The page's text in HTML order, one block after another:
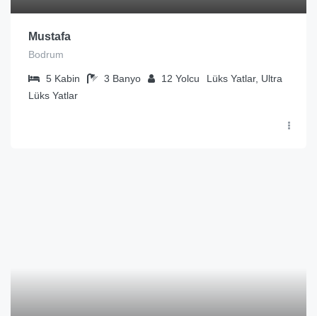
Mustafa
Bodrum
5 Kabin 3 Banyo 12 Yolcu
Lüks Yatlar, Ultra
Lüks Yatlar